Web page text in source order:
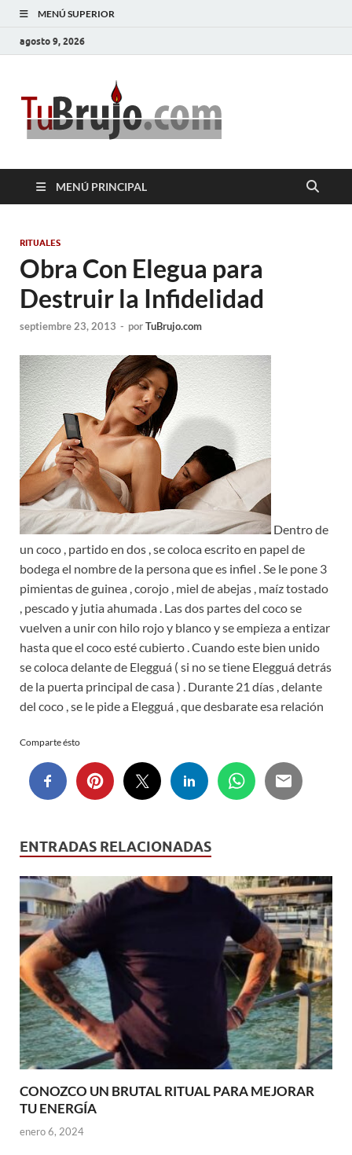
MENÚ SUPERIOR
agosto 9, 2026
MENÚ PRINCIPAL
RITUALES
Obra Con Elegua para
Destruir la Infidelidad
septiembre 23, 2013 - porTuBrujo.com
Dentro de
un coco , partido en dos , se coloca escrito en papel de
bodega el nombre de la persona que es infiel . Se le pone 3
pimientas de guinea , corojo , miel de abejas , maíz tostado
, pescado y jutia ahumada . Las dos partes del coco se
vuelven a unir con hilo rojo y blanco y se empieza a entizar
hasta que el coco esté cubierto . Cuando este bien unido
se coloca delante de Elegguá ( si no se tiene Elegguá detrás
de la puerta principal de casa ) . Durante 21 días , delante
del coco , se le pide a Elegguá , que desbarate esa relación
Comparte ésto
ENTRADAS RELACIONADAS
CONOZCO UN BRUTAL RITUAL PARA MEJORAR
TU ENERGÍA
enero 6, 2024